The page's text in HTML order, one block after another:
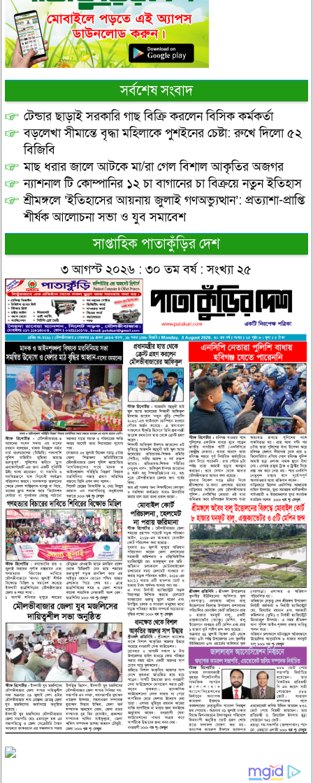
সর্বশেষ সংবাদ
টেন্ডার ছাড়াই সরকারি গাছ বিক্রি করলেন বিসিক কর্মকর্তা
বড়লেখা সীমান্তে বৃদ্ধা মহিলাকে পুশইনের চেষ্টা: রুখে দিলো ৫২
বিজিবি
মাছ ধরার জালে আটকে মা/রা গেল বিশাল আকৃতির অজগর
ন্যাশনাল টি কোম্পানির ১২ চা বাগানের চা বিক্রয়ে নতুন ইতিহাস
শ্রীমঙ্গলে ‘ইতিহাসের আয়নায় জুলাই গণঅভ্যুত্থান’: প্রত্যাশা-প্রাপ্তি
শীর্ষক আলোচনা সভা ও যুব সমাবেশ
সাপ্তাহিক পাতাকুঁড়ির দেশ
৩ আগস্ট ২০২৬ : ৩০ তম বর্ষ : সংখ্যা ২৫